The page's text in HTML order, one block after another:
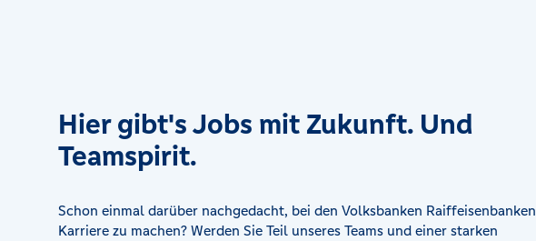
Kompetenzcenter Bad Bibra
Lauchaer Straße 6, 06647 Bad Bibra
Untere Bahnhofstraße 2, 06333 Hettstedt
Hier gibt's Jobs mit Zukunft. Und
Teamspirit.
Schon einmal darüber nachgedacht, bei den Volksbanken Raiffeisenbanken
Karriere zu machen? Werden Sie Teil unseres Teams und einer starken